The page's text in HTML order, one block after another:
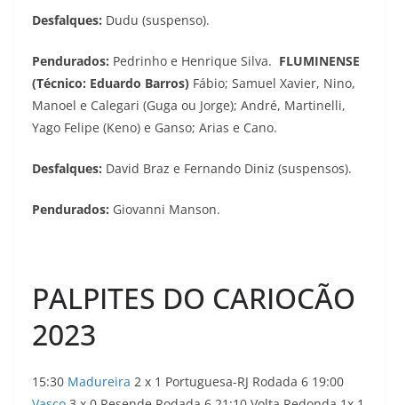
Desfalques: Dudu (suspenso).
Pendurados: Pedrinho e Henrique Silva. ​ FLUMINENSE
(Técnico: Eduardo Barros) Fábio; Samuel Xavier, Nino,
Manoel e Calegari (Guga ou Jorge); André, Martinelli,
Yago Felipe (Keno) e Ganso; Arias e Cano.
Desfalques: David Braz e Fernando Diniz (suspensos).
Pendurados: Giovanni Manson.
PALPITES DO CARIOCÃO
2023
15:30 Madureira 2 x 1 Portuguesa-RJ Rodada 6 19:00